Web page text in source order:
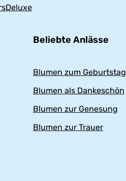
Beliebte Anlässe
Blumen zum Geburtstag
Blumen als Dankeschön
Blumen zur Genesung
Blumen zur Trauer